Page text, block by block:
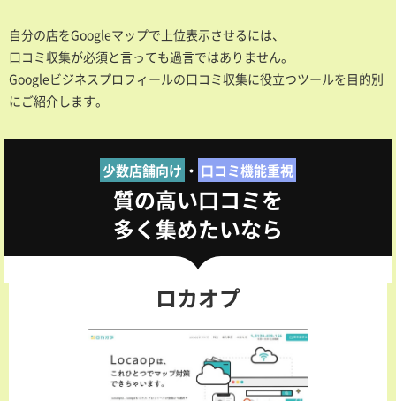
自分の店をGoogleマップで上位表示させるには、
口コミ収集が必須と言っても過言ではありません。
Googleビジネスプロフィールの口コミ収集に役立つツールを目的別
にご紹介します。
少数店舗向け ・ 口コミ機能重視
質の高い口コミを
多く集めたいなら
ロカオプ